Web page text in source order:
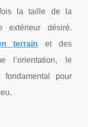
la taille de la
extérieur désiré.
terrain et des
l’orientation, le
pour